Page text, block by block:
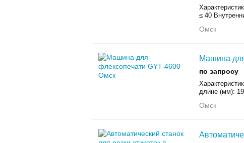
≤ 40
Омск
Машина
по запросу
длине (мм):
Омск